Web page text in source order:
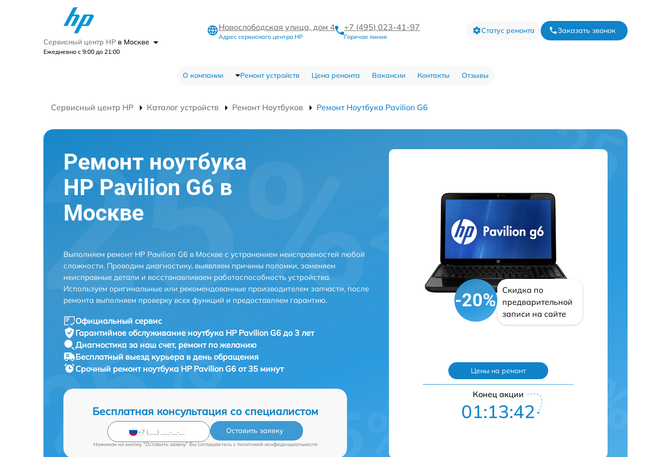
Сервисный центр HP в Москве
Ежедневно с 9:00 до 21:00
Новослободская улица, дом 4
Адрес сервисного центра HP
+7 (495) 023-41-97
Горячая линия
Статус ремонта Заказать звонок
О компании Ремонт устройств Цена ремонта Вакансии Контакты Отзывы
Сервисный центр HP Каталог устройств Ремонт Ноутбуков Ремонт Ноутбука Pavilion G6
Ремонт ноутбука
HP Pavilion G6 в
Москве
Выполняем ремонт HP Pavilion G6 в Москве с устранением неисправностей любой
сложности. Проводим диагностику, выявляем причины поломки, заменяем
неисправные детали и восстанавливаем работоспособность устройства.
Используем оригинальные или рекомендованные производителем запчасти, после
ремонта выполняем проверку всех функций и предоставляем гарантию.
Официальный сервис
Гарантийное обслуживание ноутбука HP Pavilion G6 до 3 лет
Диагностика за наш счет, ремонт по желанию
Бесплатный выезд курьера в день обращения
Срочный ремонт ноутбука HP Pavilion G6 от 35 минут
Бесплатная консультация со специалистом
Оставить заявку
Нажимая на кнопку "Оставить заявку" Вы соглашаетесь c политикой конфиденциальности
-20%
Скидка по
предварительной
записи на сайте
Цены на ремонт
Конец акции
01:13:42